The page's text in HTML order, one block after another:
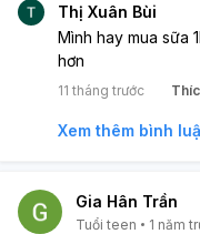
Thị Xuân Bùi
Mình hay mua sữa
hơn
11 tháng trước
Xem thêm bình
Gia Hân Trần
Tuổi teen 1 năm